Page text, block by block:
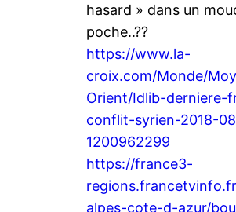
hasard » dans un
poche..??
https://www.la-
croix.com/Monde/
Orient/Idlib-derniere-
conflit-syrien-2018-
1200962299
https://france3-
alpes-cote-d-azur/